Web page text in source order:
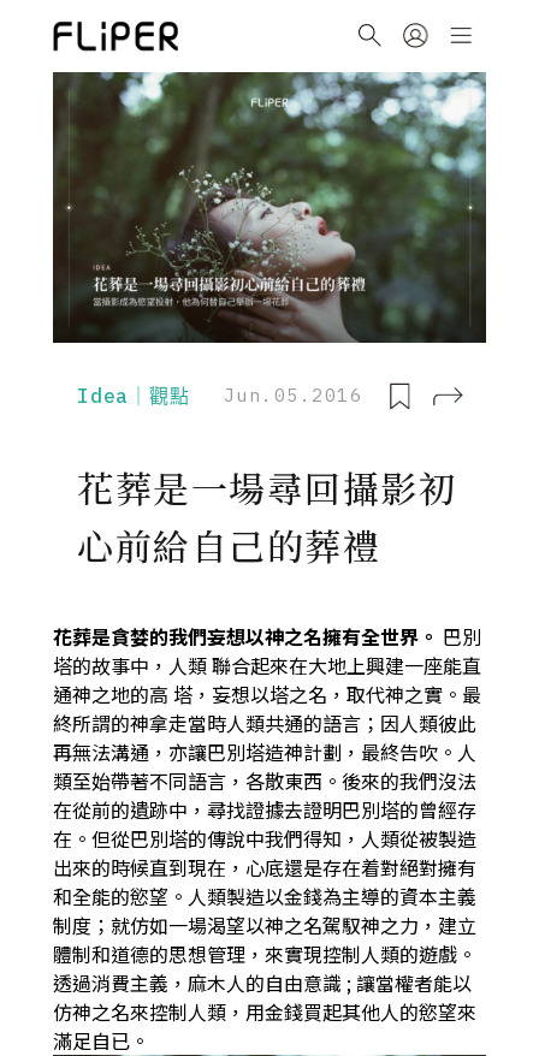
Idea｜觀點 Jun.05.2016
花葬是一場尋回攝影初
心前給自己的葬禮
花葬是貪婪的我們妄想以神之名擁有全世界。 巴別
塔的故事中，人類聯合起來在大地上興建一座能直
通神之地的高 塔，妄想以塔之名，取代神之實。最
終所謂的神拿走當時人類共通的語言；因人類彼此
再無法溝通，亦讓巴別塔造神計劃，最終告吹。人
類至始帶著不同語言，各散東西。後來的我們沒法
在從前的遺跡中，尋找證據去證明巴別塔的曾經存
在。但從巴別塔的傳說中我們得知，人類從被製造
出來的時候直到現在，心底還是存在着對絕對擁有
和全能的慾望。人類製造以金錢為主導的資本主義
制度；就仿如一場渴望以神之名駕馭神之力，建立
體制和道德的思想管理，來實現控制人類的遊戲。
透過消費主義，麻木人的自由意識 ; 讓當權者能以
仿神之名來控制人類，用金錢買起其他人的慾望來
滿足自已。